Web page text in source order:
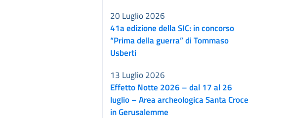
41a edizione della SIC: in concorso
“Prima della guerra” di Tommaso
Usberti
20 Luglio 2026
Effetto Notte 2026 – dal 17 al 26
luglio – Area archeologica Santa Croce
in Gerusalemme
13 Luglio 2026